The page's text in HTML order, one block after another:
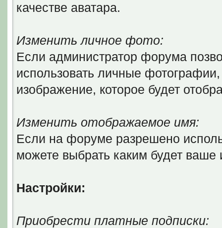
качестве аватара.
Изменить личное фото:
Если администратор форума
использовать личные
изображение, которое будет
Изменить отображаемое имя:
Если на форуме разрешено
можете выбрать каким будет
Настройки:
Приобрести платные подписки: